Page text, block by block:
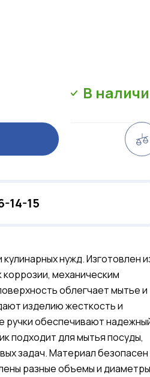
В
14-15
нужд. Изготовлен
механическим
облегчает мытье и
изделию жесткость и
ручки обеспечивают
подходит для мытья посуды,
задач. Материал безопасен
разные объемы и диаметры